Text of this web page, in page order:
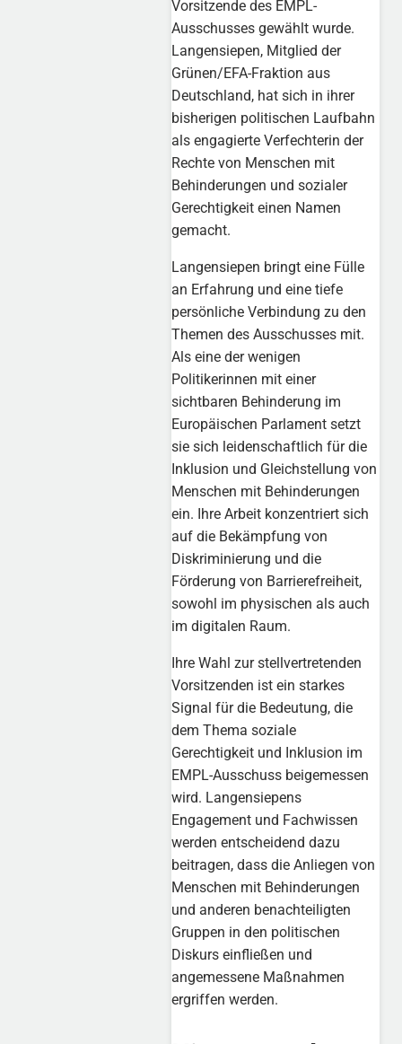
Vorsitzende des EMPL-
Ausschusses gewählt wurde.
Langensiepen, Mitglied der
Grünen/EFA-Fraktion aus
Deutschland, hat sich in ihrer
bisherigen politischen Laufbahn
als engagierte Verfechterin der
Rechte von Menschen mit
Behinderungen und sozialer
Gerechtigkeit einen Namen
gemacht.
Langensiepen bringt eine Fülle
an Erfahrung und eine tiefe
persönliche Verbindung zu den
Themen des Ausschusses mit.
Als eine der wenigen
Politikerinnen mit einer
sichtbaren Behinderung im
Europäischen Parlament setzt
sie sich leidenschaftlich für die
Inklusion und Gleichstellung von
Menschen mit Behinderungen
ein. Ihre Arbeit konzentriert sich
auf die Bekämpfung von
Diskriminierung und die
Förderung von Barrierefreiheit,
sowohl im physischen als auch
im digitalen Raum.
Ihre Wahl zur stellvertretenden
Vorsitzenden ist ein starkes
Signal für die Bedeutung, die
dem Thema soziale
Gerechtigkeit und Inklusion im
EMPL-Ausschuss beigemessen
wird. Langensiepens
Engagement und Fachwissen
werden entscheidend dazu
beitragen, dass die Anliegen von
Menschen mit Behinderungen
und anderen benachteiligten
Gruppen in den politischen
Diskurs einfließen und
angemessene Maßnahmen
ergriffen werden.